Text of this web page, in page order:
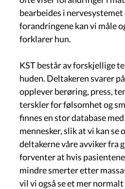
bearbeides i nervesystemet
forandringene kan vi måle
forklarer hun.
KST består av forskjellige
huden. Deltakeren svarer
opplever berøring, press,
terskler for følsomhet og
finnes en stor database
mennesker, slik at vi kan se
deltakerne våre avviker fra
forventer at hvis
mindre smerter etter
vil vi også se et mer